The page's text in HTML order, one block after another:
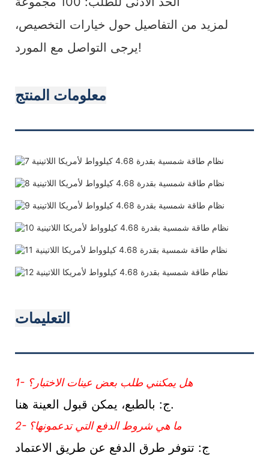
لمزيد من التفاصيل حول خيارات التخصيص،
يرجى التواصل مع المورد!
معلومات المنتج
التعليمات
1- هل يمكنني طلب بعض عينات الاختبار؟
ج: بالطبع، يمكن قبول العينة هنا.
2- ما هي شروط الدفع التي تدعمونها؟
ج: تتوفر طرق الدفع عن طريق الاعتماد